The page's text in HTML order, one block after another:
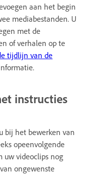
aan het begin
mediabestanden. U
met de
of verhalen op te
tijdlijn van de
instructies
bij het bewerken van
opeenvolgende
uw videoclips nog
ongewenste